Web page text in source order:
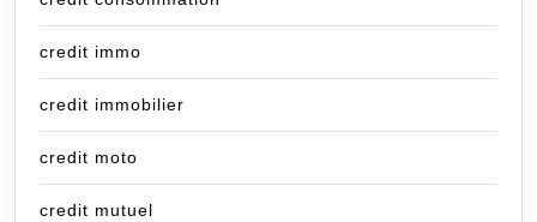
credit immo
credit immobilier
credit moto
credit mutuel